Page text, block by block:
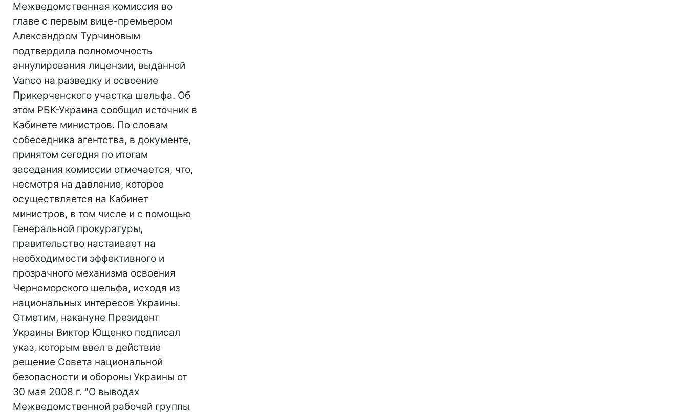
Межведомственная комиссия во
главе с первым вице-премьером
Александром Турчиновым
подтвердила полномочность
аннулирования лицензии, выданной
Vanco на разведку и освоение
Прикерченского участка шельфа. Об
этом РБК-Украина сообщил источник в
Кабинете министров. По словам
собеседника агентства, в документе,
принятом сегодня по итогам
заседания комиссии отмечается, что,
несмотря на давление, которое
осуществляется на Кабинет
министров, в том числе и с помощью
Генеральной прокуратуры,
правительство настаивает на
необходимости эффективного и
прозрачного механизма освоения
Черноморского шельфа, исходя из
национальных интересов Украины.
Отметим, накануне Президент
Украины Виктор Ющенко подписал
указ, которым ввел в действие
решение Совета национальной
безопасности и обороны Украины от
30 мая 2008 г. "О выводах
Межведомственной рабочей группы